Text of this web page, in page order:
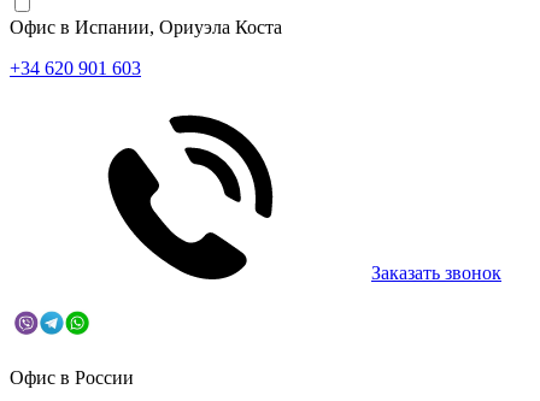
Офис в Испании, Ориуэла Коста
+34 620 901 603
Заказать звонок
Офис в России